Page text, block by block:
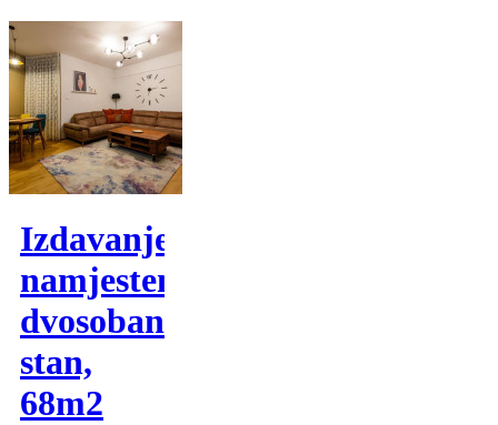
Izdavanje,
namjesten
dvosoban
stan,
68m2